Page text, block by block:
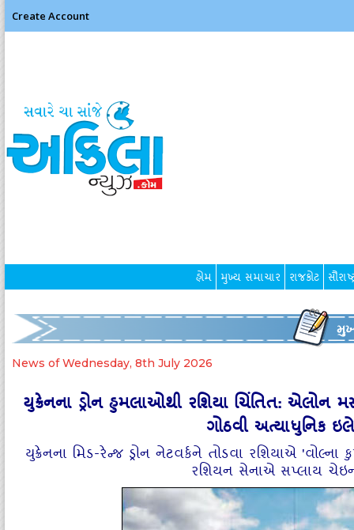
Create Account
હોમ મુખ્ય સમાચાર રાજકોટ
News of Wednesday, 8th July 2026
યુક્રેનના ડ્રોન હુમલાઓથી રશિયા ચિંતિત: એલોન
ગોઠવી અત્યાધુનિક
યુક્રેનના મિડ-રેન્જ ડ્રોન નેટવર્કને તોડવા રશિયાએ
રશિયન સેનાએ સપ્લાય